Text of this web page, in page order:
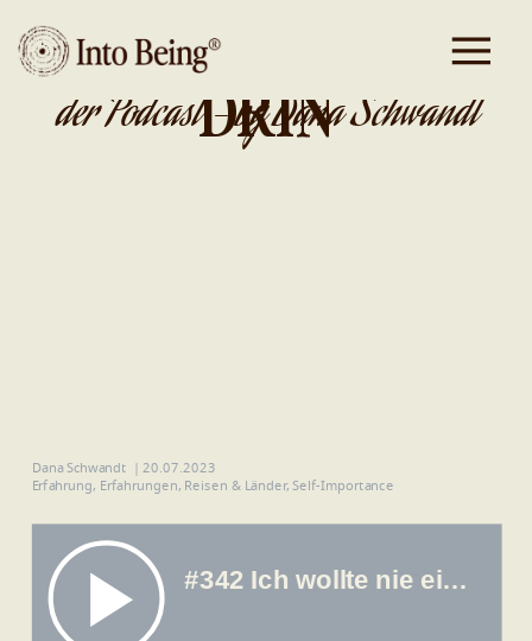
DA IST GOLD
DRIN
der Podcast - by Dana Schwandt
Dana Schwandt
20.07.2023
Erfahrung, Erfahrungen, Reisen & Länder,Self-Importance